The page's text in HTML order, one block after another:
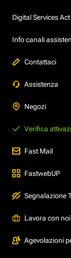
Digital Services
Info canali
Contattaci
Assistenza
Negozi
Verifica
Fast Mail
FastwebUP
Segnalazione
Lavora con noi
Agevolazioni